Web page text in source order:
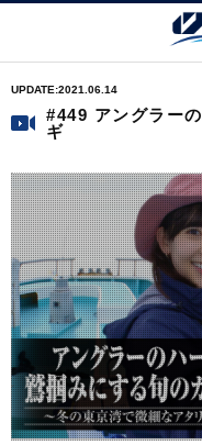
2021.06.14
#449 アングラー
ギ